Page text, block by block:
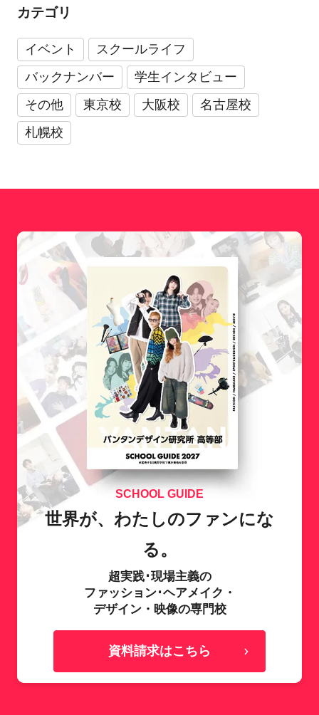
カテゴリ
イベント
スクールライフ
バックナンバー
学生インタビュー
その他
東京校 大阪校
名古屋校
札幌校
SCHOOL GUIDE
世界が、わたしのファンにな
る。
超実践･現場主義の
ファッション･ヘアメイク・
デザイン・映像の専門校
資料請求はこちら